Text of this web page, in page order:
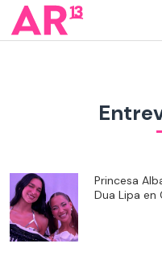
Princesa
Dua Lipa en